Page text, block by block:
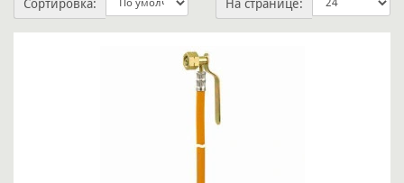
Сортировка: На странице: